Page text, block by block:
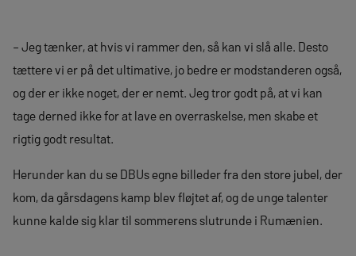
– Jeg tænker, at hvis vi rammer den, så kan vi slå alle. Desto
tættere vi er på det ultimative, jo bedre er modstanderen også,
og der er ikke noget, der er nemt. Jeg tror godt på, at vi kan
tage derned ikke for at lave en overraskelse, men skabe et
rigtig godt resultat.
Herunder kan du se DBUs egne billeder fra den store jubel, der
kom, da gårsdagens kamp blev fløjtet af, og de unge talenter
kunne kalde sig klar til sommerens slutrunde i Rumænien.